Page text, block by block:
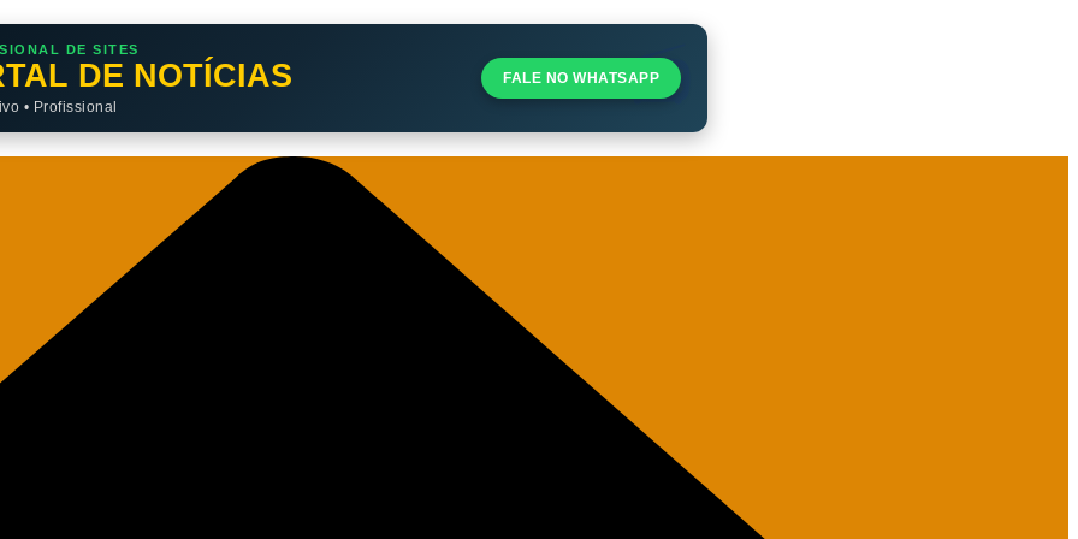
DE SITES
DE NOTÍCIAS
• Profissional
FALE NO WHATSAPP